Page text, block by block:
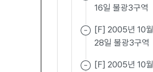
16일 불광3구역
[F] 2005년 10월
28일 불광3구역
[F] 2005년 10월